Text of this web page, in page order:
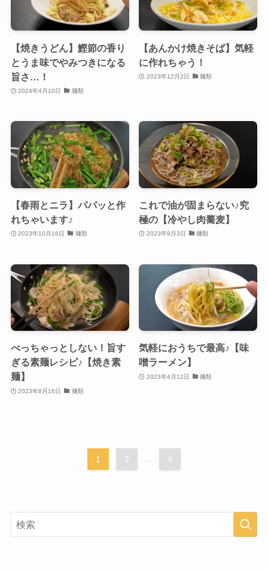
【焼きうどん】鰹節の香り
とうま味でやみつきになる
旨さ…！
2024年4月10日 麺類
【あんかけ焼きそば】気軽
に作れちゃう！
2023年12月2日 麺類
【春雨とニラ】パパッと作
れちゃいます♪
2023年10月16日 麺類
これで油が固まらない♪究
極の【冷やし肉蕎麦】
2023年9月3日 麺類
べっちゃっとしない！旨す
ぎる素麺レシピ♪【焼き素
麺】
2023年8月16日 麺類
気軽におうちで最高♪【味
噌ラーメン】
2023年4月12日 麺類
1 2 4